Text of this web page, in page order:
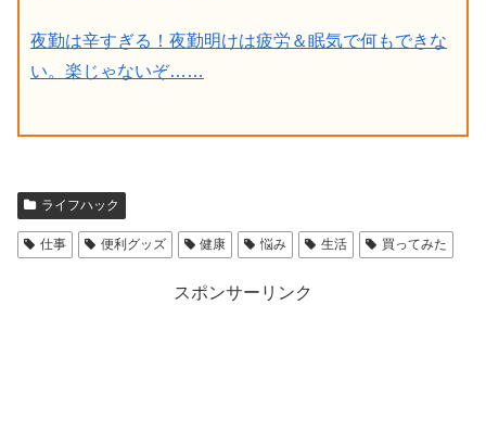
夜勤は辛すぎる！夜勤明けは疲労＆眠気で何もできな
い。楽じゃないぞ……
ライフハック
仕事 便利グッズ 健康 悩み 生活 買ってみた
スポンサーリンク